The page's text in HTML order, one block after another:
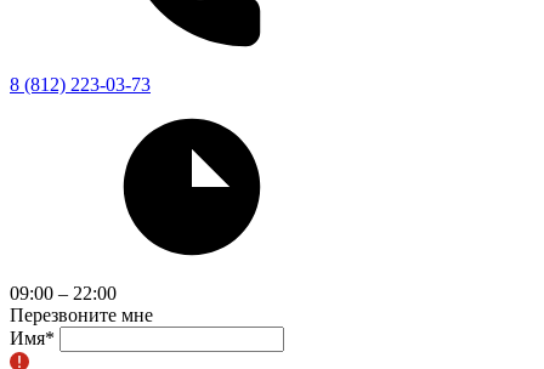
8 (812) 223-03-73
09:00 – 22:00
Перезвоните мне
Имя*